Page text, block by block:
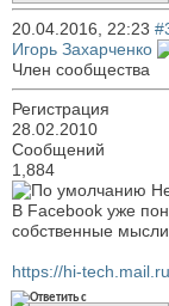
20.04.2016, 22:23
Игорь Захарченко
Член сообщества
Регистрация
28.02.2010
Сообщений
1,884
В Facebook уже
собственные
https://hi-